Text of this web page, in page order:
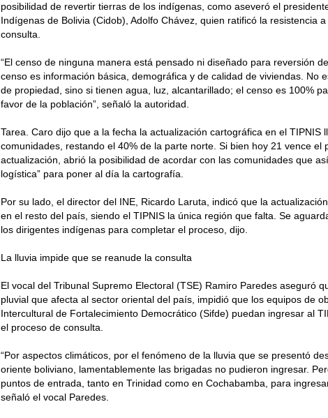
posibilidad de revertir tierras de los indígenas, como aseveró el
Indígenas de Bolivia (Cidob), Adolfo Chávez, quien ratificó la resistencia
consulta.
“El censo de ninguna manera está pensado ni diseñado para reversión
censo es información básica, demográfica y de calidad de viviendas. No
de propiedad, sino si tienen agua, luz, alcantarillado; el censo es 100%
favor de la población”, señaló la autoridad.
Tarea. Caro dijo que a la fecha la actualización cartográfica en el TIPNIS
comunidades, restando el 40% de la parte norte. Si bien hoy 21 vence el
actualización, abrió la posibilidad de acordar con las comunidades que
logística” para poner al día la cartografía.
Por su lado, el director del INE, Ricardo Laruta, indicó que la
en el resto del país, siendo el TIPNIS la única región que falta. Se
los dirigentes indígenas para completar el proceso, dijo.
La lluvia impide que se reanude la consulta
El vocal del Tribunal Supremo Electoral (TSE) Ramiro Paredes aseguró
pluvial que afecta al sector oriental del país, impidió que los equipos de
Intercultural de Fortalecimiento Democrático (Sifde) puedan ingresar al
el proceso de consulta.
“Por aspectos climáticos, por el fenómeno de la lluvia que se presentó
oriente boliviano, lamentablemente las brigadas no pudieron ingresar.
puntos de entrada, tanto en Trinidad como en Cochabamba, para
señaló el vocal Paredes.